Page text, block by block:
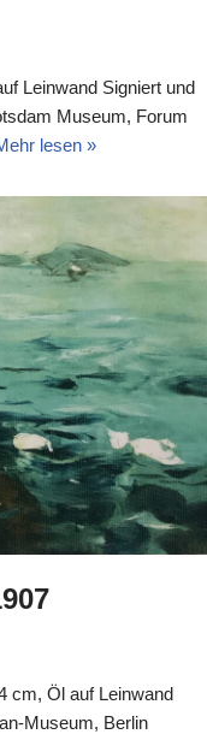
Leinwand Signiert und
Museum, Forum
lesen »
cm, Öl auf Leinwand
Museum, Berlin